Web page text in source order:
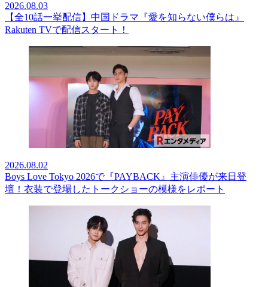
2026.08.03
【全10話一挙配信】中国ドラマ『愛を知らない僕らは』
Rakuten TVで配信スタート！
2026.08.02
Boys Love Tokyo 2026で『PAYBACK』主演俳優が来日登
壇！衣装で登場したトークショーの模様をレポート